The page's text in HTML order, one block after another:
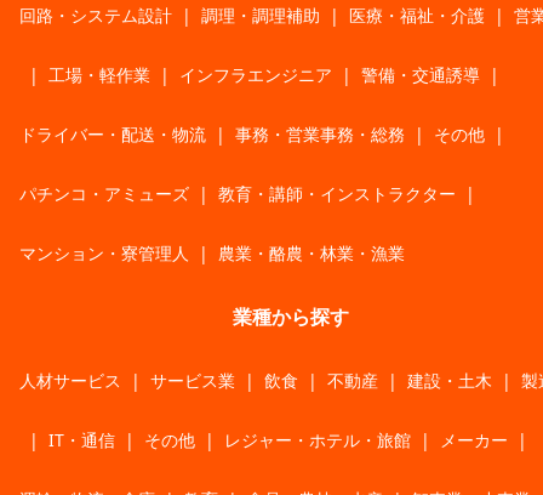
回路・システム設計 | 調理・調理補助 | 医療・福祉・介護 | 営
| 工場・軽作業 | インフラエンジニア | 警備・交通誘導 |
ドライバー・配送・物流 | 事務・営業事務・総務 | その他 |
パチンコ・アミューズ | 教育・講師・インストラクター |
マンション・寮管理人 | 農業・酪農・林業・漁業
業種から探す
人材サービス | サービス業 | 飲食 | 不動産 | 建設・土木 | 製
| IT・通信 | その他 | レジャー・ホテル・旅館 | メーカー |